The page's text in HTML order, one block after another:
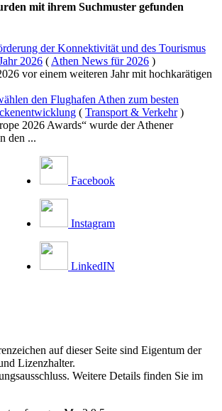
mit ihrem Suchmuster gefunden
der Konnektivität und des Tourismus
2026 ( Athen News für 2026 )
vor einem weiteren Jahr mit hochkarätigen
den Flughafen Athen zum besten
( Transport & Verkehr)
2026 Awards“ wurde der Athener
den ...
Facebook
Instagram
LinkedIN
auf dieser Seite sind Eigentum der
Lizenzhalter.
Weitere Details finden Sie im